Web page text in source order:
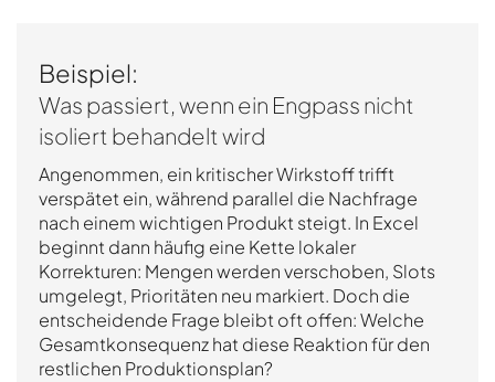
Beispiel:
Was passiert, wenn ein Engpass nicht
isoliert behandelt wird
Angenommen, ein kritischer Wirkstoff trifft
verspätet ein, während parallel die Nachfrage
nach einem wichtigen Produkt steigt. In Excel
beginnt dann häufig eine Kette lokaler
Korrekturen: Mengen werden verschoben, Slots
umgelegt, Prioritäten neu markiert. Doch die
entscheidende Frage bleibt oft offen: Welche
Gesamtkonsequenz hat diese Reaktion für den
restlichen Produktionsplan?